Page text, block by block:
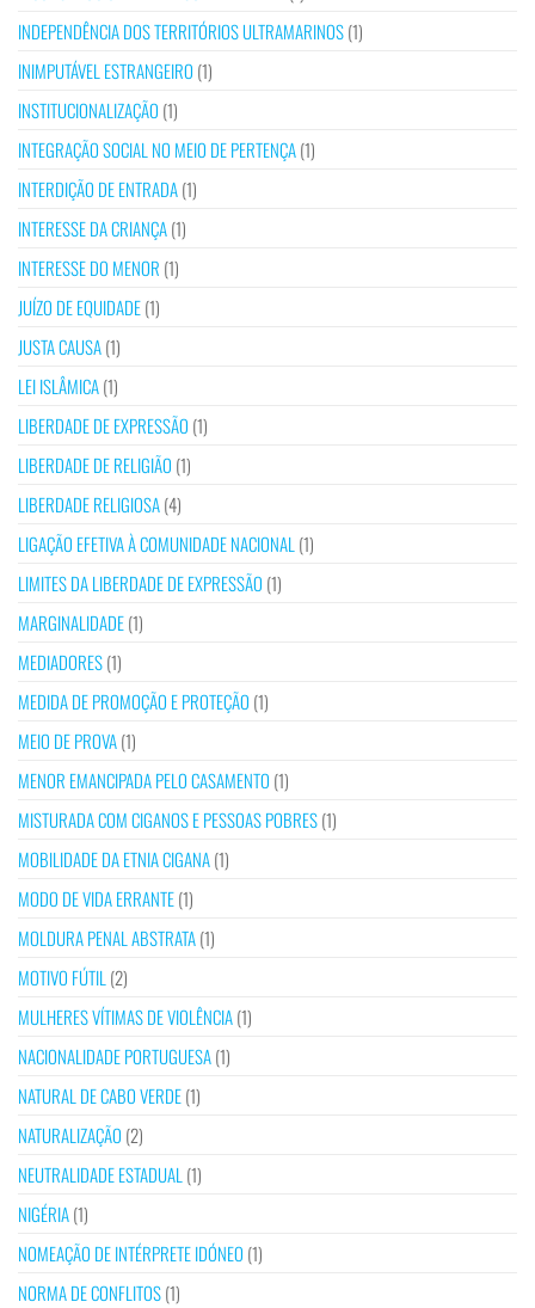
INDEPENDÊNCIA DOS TERRITÓRIOS ULTRAMARINOS(1)
INIMPUTÁVEL ESTRANGEIRO (1)
INSTITUCIONALIZAÇÃO (1)
INTEGRAÇÃO SOCIAL NO MEIO DE PERTENÇA(1)
INTERDIÇÃO DE ENTRADA(1)
INTERESSE DA CRIANÇA(1)
INTERESSE DO MENOR (1)
JUÍZO DE EQUIDADE(1)
JUSTA CAUSA(1)
LEI ISLÂMICA(1)
LIBERDADE DE EXPRESSÃO (1)
LIBERDADE DE RELIGIÃO (1)
LIBERDADE RELIGIOSA(4)
LIGAÇÃO EFETIVA À COMUNIDADE NACIONAL (1)
LIMITES DA LIBERDADE DE EXPRESSÃO (1)
MARGINALIDADE(1)
MEDIADORES(1)
MEDIDA DE PROMOÇÃO E PROTEÇÃO (1)
MEIO DE PROVA(1)
MENOR EMANCIPADA PELO CASAMENTO (1)
MISTURADA COM CIGANOS E PESSOAS POBRES(1)
MOBILIDADE DA ETNIA CIGANA(1)
MODO DE VIDA ERRANTE(1)
MOLDURA PENAL ABSTRATA(1)
MOTIVO FÚTIL (2)
MULHERES VÍTIMAS DE VIOLÊNCIA(1)
NACIONALIDADE PORTUGUESA(1)
NATURAL DE CABO VERDE(1)
NATURALIZAÇÃO (2)
NEUTRALIDADE ESTADUAL (1)
NIGÉRIA(1)
NOMEAÇÃO DE INTÉRPRETE IDÓNEO (1)
NORMA DE CONFLITOS(1)